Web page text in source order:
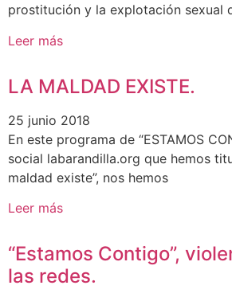
prostitución y la explotación sexual
Leer más
LA MALDAD EXISTE.
25 junio 2018
En este programa de “ESTAMOS
social labarandilla.org que hemos
maldad existe”, nos hemos
Leer más
“Estamos Contigo”,
las redes.